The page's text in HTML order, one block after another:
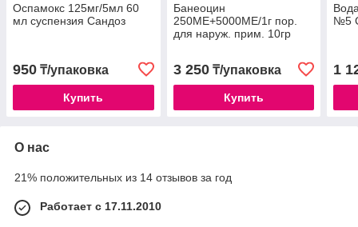
Оспамокс 125мг/5мл 60
мл суспензия Сандоз
950 ₸/упаковка
Купить
Банеоцин
250МЕ+5000МЕ/1г пор.
для наруж. прим. 10гр
3 250₸/упаковка
Купить
№5
1
О нас
21% положительных из 14 отзывов за год
Работает с 17.11.2010